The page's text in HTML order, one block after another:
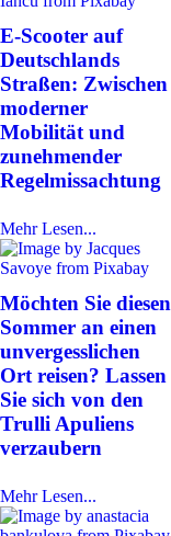
E-Scooter auf
Deutschlands
Straßen: Zwischen
moderner
Mobilität und
zunehmender
Regelmissachtung
Mehr Lesen...
Möchten Sie diesen
Sommer an einen
unvergesslichen
Ort reisen? Lassen
Sie sich von den
Trulli Apuliens
verzaubern
Mehr Lesen...